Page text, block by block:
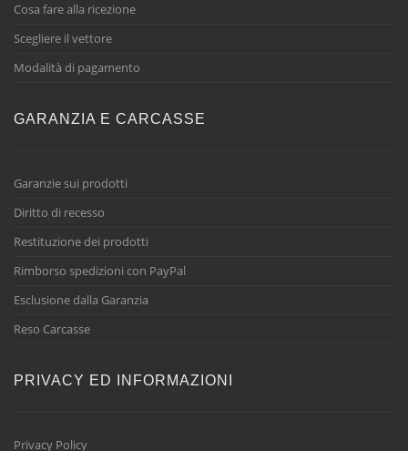
Cosa fare alla ricezione
Scegliere il vettore
Modalità di pagamento
GARANZIA E CARCASSE
Garanzie sui prodotti
Diritto di recesso
Restituzione dei prodotti
Rimborso spedizioni con PayPal
Esclusione dalla Garanzia
Reso Carcasse
PRIVACY ED INFORMAZIONI
Privacy Policy